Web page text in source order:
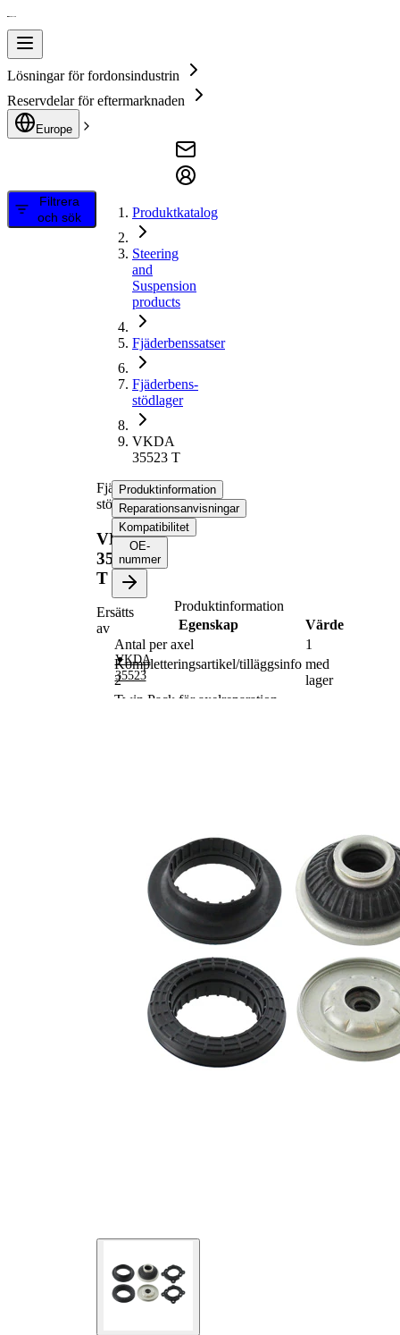
Lösningar för fordonsindustrin
Reservdelar för eftermarknaden
Europe
Filtrera
och sök
Produktkatalog
Steering
and
Suspension
products
Fjäderbenssatser
Fjäderbens-
stödlager
VKDA
35523 T
Fjäderbens-
stödlager
VKDA
35523
T
Ersätts
av
VKDA
35523
Produktinformation
Reparationsanvisningar
Kompatibilitet
OE-
nummer
Produktinformation
Egenskap
Värde
Antal per axel
1
Kompletteringsartikel/tilläggsinfo
2
med
lager
Twin Pack för axelreparation